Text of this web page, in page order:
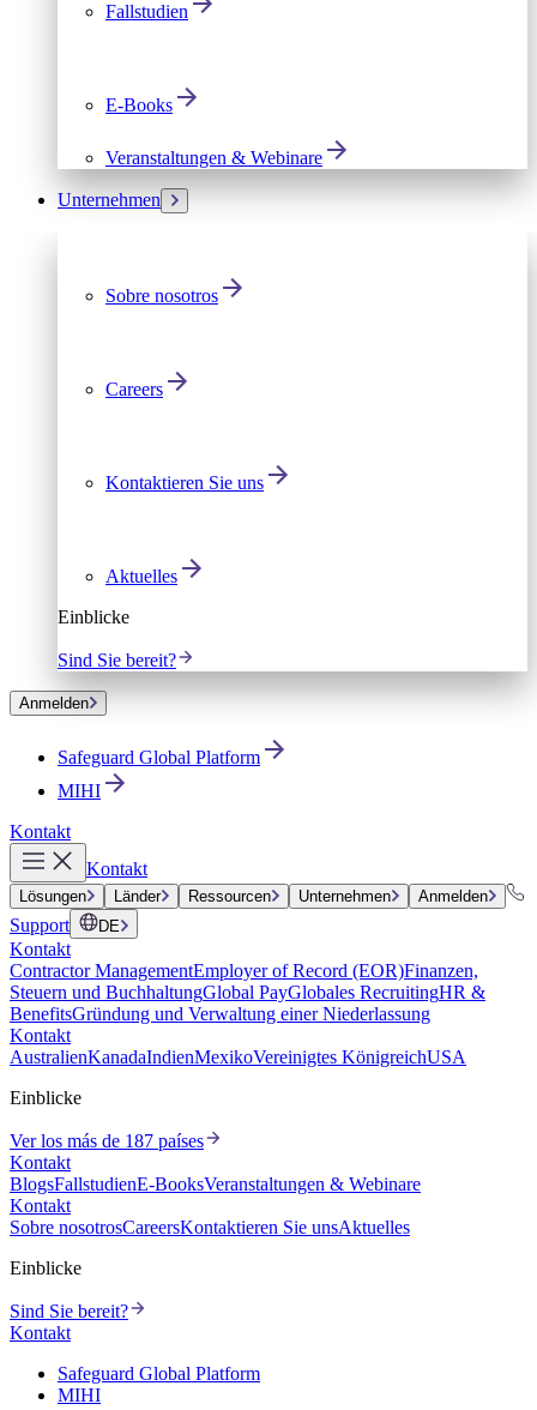
Fallstudien
E-Books
Veranstaltungen & Webinare
Unternehmen
Sobre nosotros
Careers
Kontaktieren Sie uns
Aktuelles
Einblicke
Sind Sie bereit?
Anmelden
Safeguard Global Platform
MIHI
Kontakt
Kontakt
Lösungen Länder Ressourcen Unternehmen Anmelden
Support DE
Kontakt
Contractor ManagementEmployer of Record (EOR)Finanzen,
Steuern und BuchhaltungGlobal PayGlobales RecruitingHR &
BenefitsGründung und Verwaltung einer Niederlassung
Kontakt
AustralienKanadaIndienMexikoVereinigtes KönigreichUSA
Einblicke
Ver los más de 187 países
Kontakt
BlogsFallstudienE-BooksVeranstaltungen & Webinare
Kontakt
Sobre nosotrosCareersKontaktieren Sie unsAktuelles
Einblicke
Sind Sie bereit?
Kontakt
Safeguard Global Platform
MIHI